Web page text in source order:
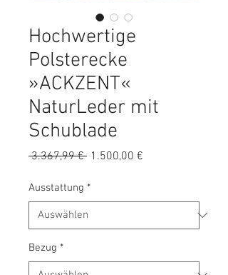
Hochwertige
Polsterecke
»ACKZENT«
NaturLeder mit
Schublade
3.367,99 € Standardpreis
1.500,00 €
Ausstattung *
Bezug *